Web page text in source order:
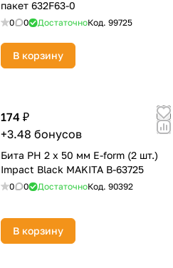
пакет 632F63-0
0 0 ДостаточноКод. 99725
В корзину
174 ₽
+3.48 бонусов
Бита PH 2 х 50 мм E-form (2 шт.)
Impact Black MAKITA B-63725
0 0 ДостаточноКод. 90392
В корзину